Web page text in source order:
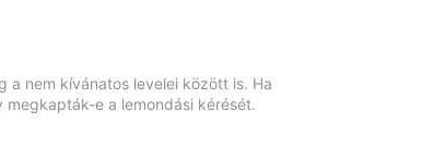
a nem kívánatos levelei között is. Ha
e a lemondási kérését.